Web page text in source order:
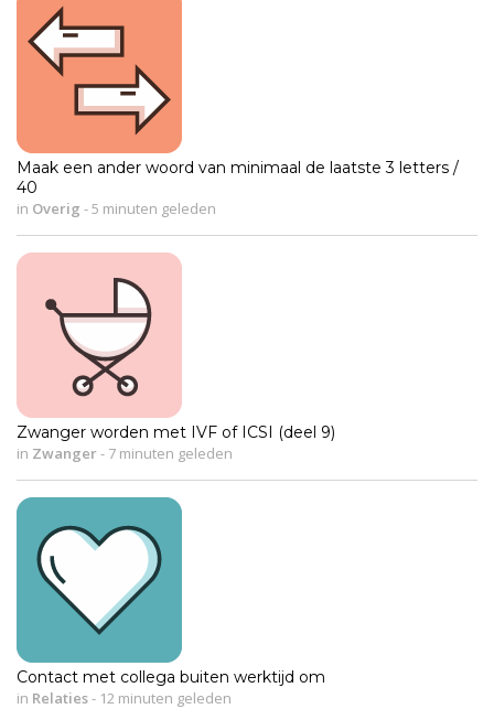
Maak een ander woord van minimaal de laatste 3 letters /
40
in Overig -5 minuten geleden
Zwanger worden met IVF of ICSI (deel 9)
in Zwanger- 7 minuten geleden
Contact met collega buiten werktijd om
in Relaties- 12 minuten geleden